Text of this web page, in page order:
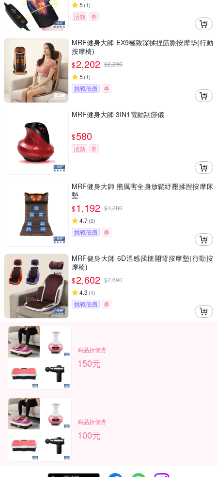
5 (1)
活動 券
MRF健身大師 EX9極致深揉捏筋脈按摩墊(行動
按摩椅)
$2,202 $2,290
5 (1)
挑戰低價 券
MRF健身大師 3IN1電動刮痧儀
$580
活動 券
MRF健身大師 熊厲害全身放鬆紓壓揉捏按摩床
墊
$1,192 $1,280
4.7(2)
挑戰低價 券
MRF健身大師 6D溫感揉搥開背按摩墊(行動按
摩椅)
$2,602 $2,690
4.3 (1)
挑戰低價 券
商品折價券
150元
商品折價券
100元